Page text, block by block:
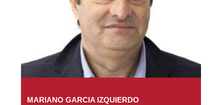
MARIANO GARCIA IZQUIERDO